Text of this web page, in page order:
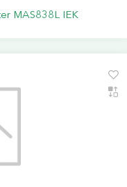
MAS838L IEK